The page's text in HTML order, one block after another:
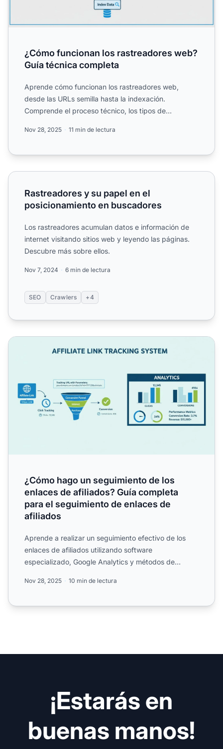
¿Cómo funcionan los rastreadores web?
Guía técnica completa
Aprende cómo funcionan los rastreadores web,
desde las URLs semilla hasta la indexación.
Comprende el proceso técnico, los tipos de
Nov 28, 2025 11 min de lectura
Rastreadores y su papel en el posicionamiento en
Rastreadores y su papel en el
posicionamiento en buscadores
Los rastreadores acumulan datos e información de
internet visitando sitios web y leyendo las páginas.
Descubre más sobre ellos.
Nov 7, 2024 6 min de lectura
SEO Crawlers +4
¿Cómo hago un seguimiento de los enlaces de
¿Cómo hago un seguimiento de los
enlaces de afiliados? Guía completa
para el seguimiento de enlaces de
afiliados
Aprende a realizar un seguimiento efectivo de los
enlaces de afiliados utilizando software
especializado, Google Analytics y métodos de
Nov 28, 2025 10 min de lectura
¡Estarás en
buenas manos!